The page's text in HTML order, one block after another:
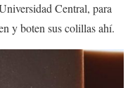
Central, para
y boten sus colillas ahí.